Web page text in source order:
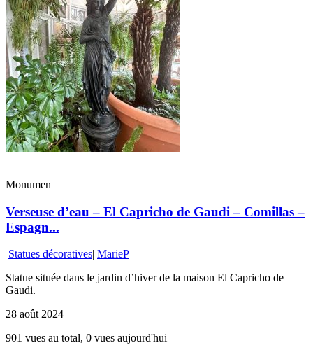
Monumen
Verseuse d’eau – El Capricho de Gaudi – Comillas –
Espagn...
Statues décoratives| MarieP
Statue située dans le jardin d’hiver de la maison El Capricho de
Gaudi.
28 août 2024
901 vues au total, 0 vues aujourd'hui